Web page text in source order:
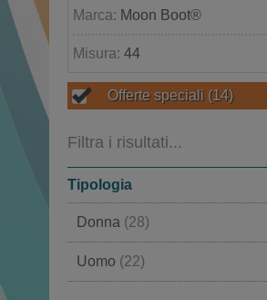
Marca: Moon Boot®
Misura: 44
Offerte speciali (14)
Filtra i risultati...
Tipologia
Donna (28)
Uomo (22)